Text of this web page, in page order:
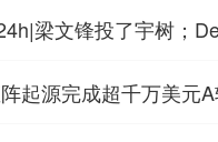
梁文锋投了宇树；
起源完成超千万美元